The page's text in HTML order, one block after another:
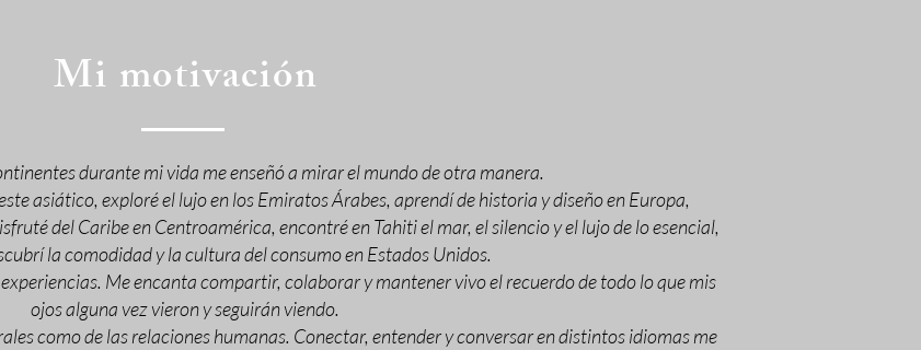
Mi motivación
durante mi vida me enseñó a mirar el mundo de otra manera.
asiático, exploré el lujo en los Emiratos Árabes, aprendí de historia y diseño en Europa,
del Caribe en Centroamérica, encontré en Tahiti el mar, el silencio y el lujo de lo esencial,
la comodidad y la cultura del consumo en Estados Unidos.
Me encanta compartir, colaborar y mantener vivo el recuerdo de todo lo que mis
ojos alguna vez vieron y seguirán viendo.
como de las relaciones humanas. Conectar, entender y conversar en distintos idiomas me